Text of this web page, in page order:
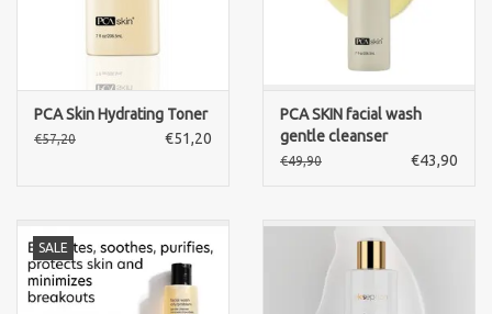
PCA Skin Hydrating Toner
€57,20 €51,20
PCA SKIN facial wash
gentle cleanser
€49,90 €43,90
SALE